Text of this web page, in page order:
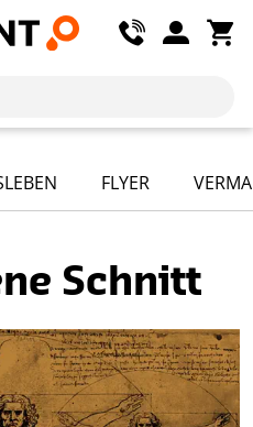
FLYER
Schnitt